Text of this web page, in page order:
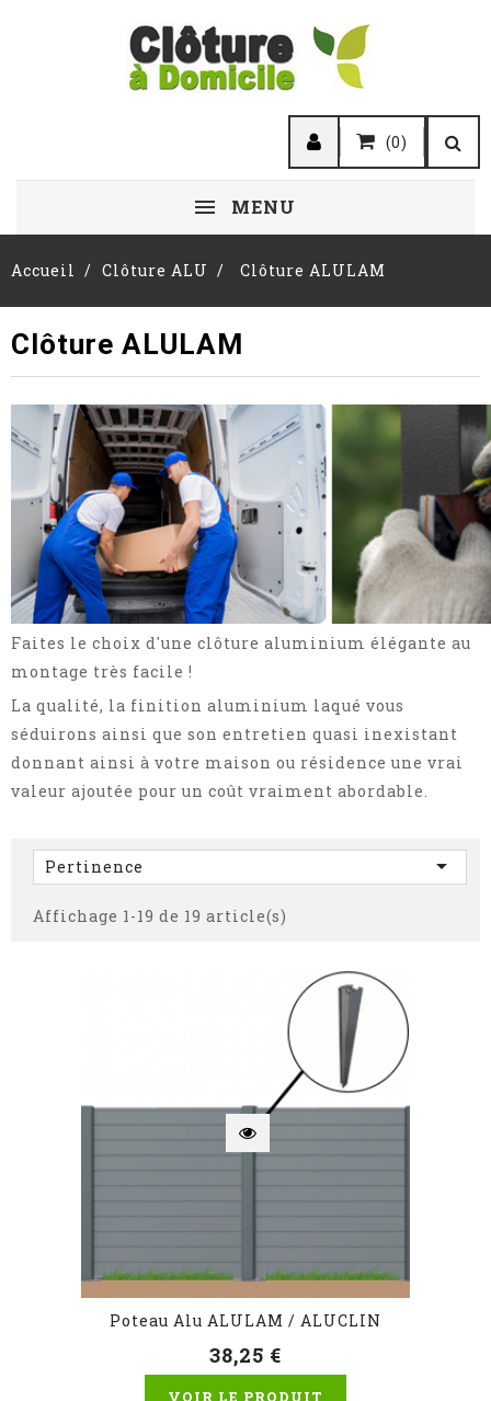
(0)
MENU
Accueil Clôture ALU Clôture ALULAM
Clôture ALULAM
Faites le choix d'une clôture aluminium élégante au
montage très facile !
La qualité, la finition aluminium laqué vous
séduirons ainsi que son entretien quasi inexistant
donnant ainsi à votre maison ou résidence une vrai
valeur ajoutée pour un coût vraiment abordable.
Pertinence 
Affichage 1-19 de 19 article(s)
Poteau Alu ALULAM / ALUCLIN
38,25 €
VOIR LE PRODUIT